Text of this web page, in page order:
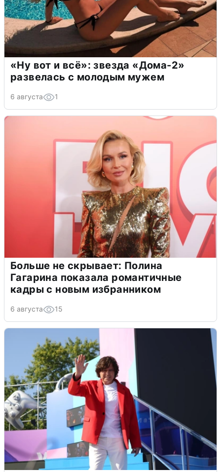
«Ну вот и всё»: звезда «Дома-2»
развелась с молодым мужем
6 августа 1
Больше не скрывает: Полина
Гагарина показала романтичные
кадры с новым избранником
6 августа 15